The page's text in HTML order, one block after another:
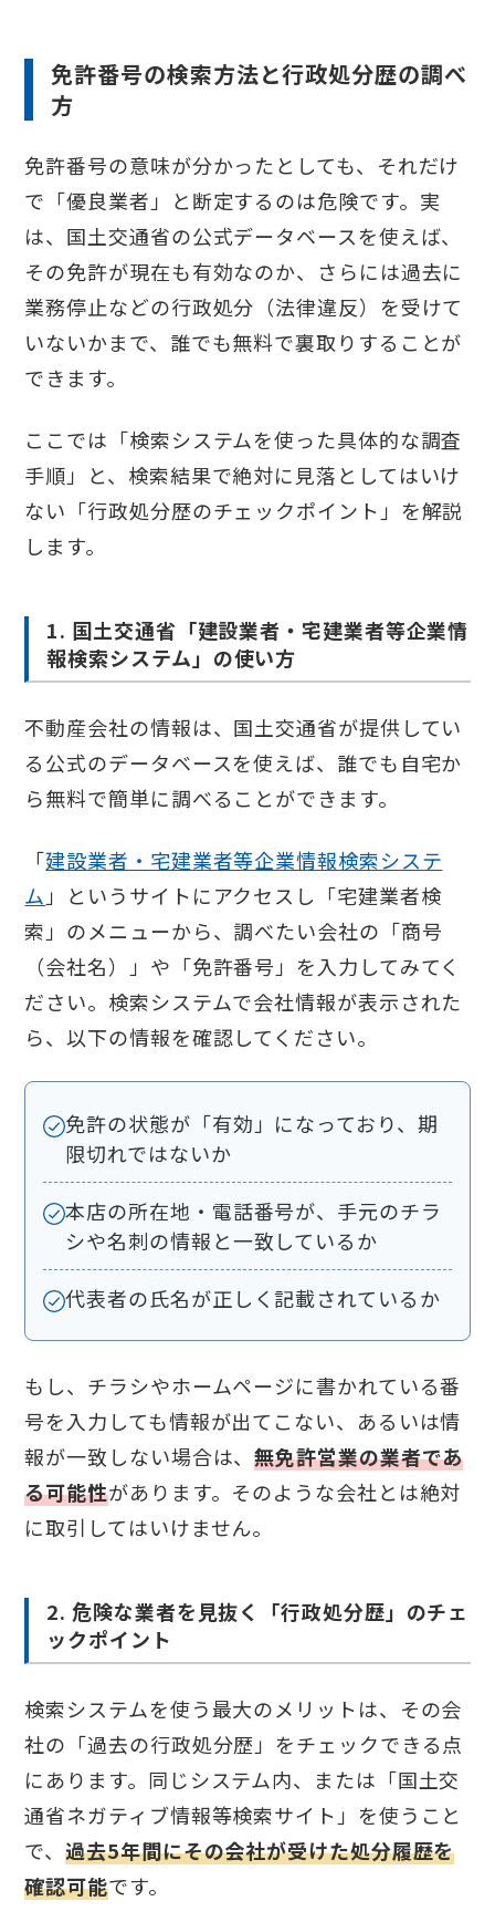
免許番号の検索方法と行政処分歴の調べ
方
免許番号の意味が分かったとしても、それだけ
で「優良業者」と断定するのは危険です。実
は、国土交通省の公式データベースを使えば、
その免許が現在も有効なのか、さらには過去に
業務停止などの行政処分（法律違反）を受けて
いないかまで、誰でも無料で裏取りすることが
できます。
ここでは「検索システムを使った具体的な調査
手順」と、検索結果で絶対に見落としてはいけ
ない「行政処分歴のチェックポイント」を解説
します。
1. 国土交通省「建設業者・宅建業者等企業情
報検索システム」の使い方
不動産会社の情報は、国土交通省が提供してい
る公式のデータベースを使えば、誰でも自宅か
ら無料で簡単に調べることができます。
「建設業者・宅建業者等企業情報検索システ
ム」というサイトにアクセスし「宅建業者検
索」のメニューから、調べたい会社の「商号
（会社名）」や「免許番号」を入力してみてく
ださい。検索システムで会社情報が表示された
ら、以下の情報を確認してください。
免許の状態が「有効」になっており、期
限切れではないか
本店の所在地・電話番号が、手元のチラ
シや名刺の情報と一致しているか
代表者の氏名が正しく記載されているか
もし、チラシやホームページに書かれている番
号を入力しても情報が出てこない、あるいは情
報が一致しない場合は、無免許営業の業者であ
る可能性があります。そのような会社とは絶対
に取引してはいけません。
2. 危険な業者を見抜く「行政処分歴」のチェ
ックポイント
検索システムを使う最大のメリットは、その会
社の「過去の行政処分歴」をチェックできる点
にあります。同じシステム内、または「国土交
通省ネガティブ情報等検索サイト」を使うこと
で、過去5年間にその会社が受けた処分履歴を
確認可能です。